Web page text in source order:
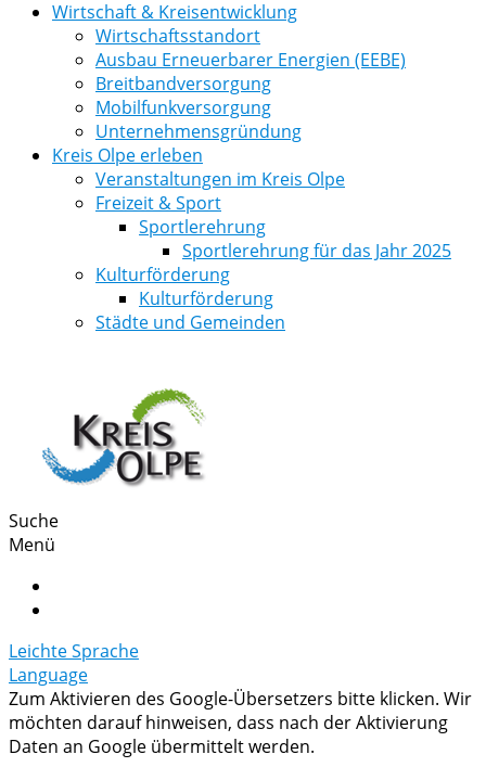
Wirtschaft & Kreisentwicklung
Wirtschaftsstandort
Ausbau Erneuerbarer Energien (EEBE)
Breitbandversorgung
Mobilfunkversorgung
Unternehmensgründung
Kreis Olpe erleben
Veranstaltungen im Kreis Olpe
Freizeit & Sport
Sportlerehrung
Sportlerehrung für das Jahr 2025
Kulturförderung
Kulturförderung
Städte und Gemeinden
Suche
Menü
Leichte Sprache
Language
Zum Aktivieren des Google-Übersetzers bitte klicken. Wir
möchten darauf hinweisen, dass nach der Aktivierung
Daten an Google übermittelt werden.